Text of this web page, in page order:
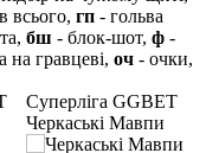
всього, гп - гольва
бш - блок-шот, ф -
на гравцеві, оч - очки,
Cуперліга GGBET
Черкаські Мавпи